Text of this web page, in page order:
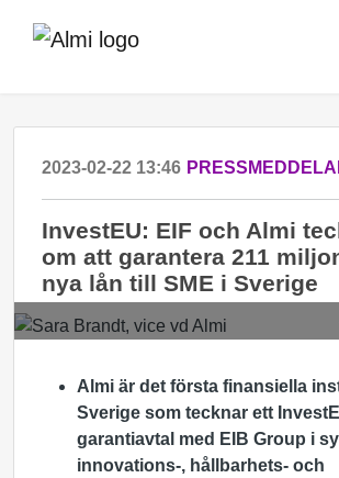
2023-02-22 13:46
InvestEU: EIF och Almi
om att garantera 211
nya lån till SME i Sverige
Almi är det första finansiella
Sverige som tecknar ett
garantiavtal med EIB Group i
innovations-, hållbarhets- och